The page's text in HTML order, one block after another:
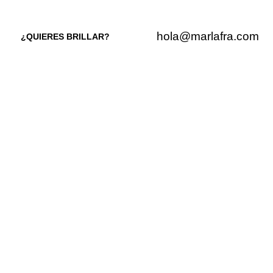
¿QUIERES BRILLAR? hola@marlafra.com